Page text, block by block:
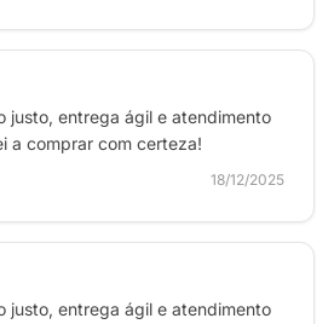
justo, entrega ágil e atendimento
a comprar com certeza!
18/12/2025
justo, entrega ágil e atendimento